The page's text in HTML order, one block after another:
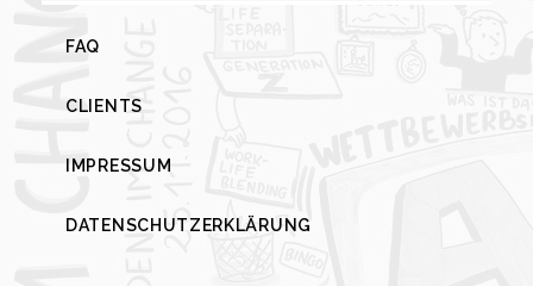
FAQ
CLIENTS
IMPRESSUM
DATENSCHUTZERKLÄRUNG